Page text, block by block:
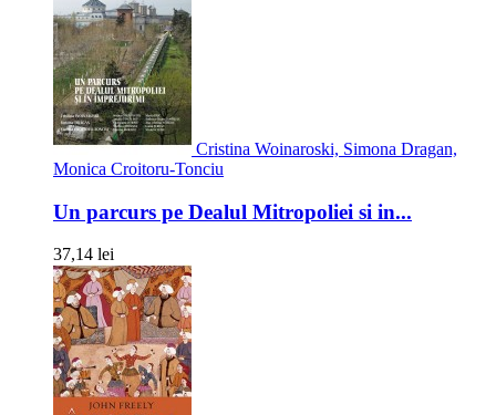
Cristina Woinaroski, Simona Dragan,
Monica Croitoru-Tonciu
Un parcurs pe Dealul Mitropoliei si in...
37,14 lei